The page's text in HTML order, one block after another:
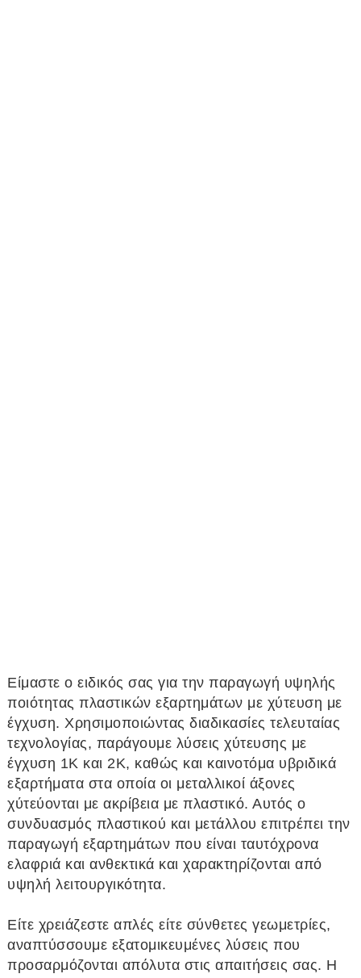
Είμαστε ο ειδικός σας για την παραγωγή υψηλής
ποιότητας πλαστικών εξαρτημάτων με χύτευση με
έγχυση. Χρησιμοποιώντας διαδικασίες τελευταίας
τεχνολογίας, παράγουμε λύσεις χύτευσης με
έγχυση 1Κ και 2Κ, καθώς και καινοτόμα υβριδικά
εξαρτήματα στα οποία οι μεταλλικοί άξονες
χύτεύονται με ακρίβεια με πλαστικό. Αυτός ο
συνδυασμός πλαστικού και μετάλλου επιτρέπει την
παραγωγή εξαρτημάτων που είναι ταυτόχρονα
ελαφριά και ανθεκτικά και χαρακτηρίζονται από
υψηλή λειτουργικότητα.
Είτε χρειάζεστε απλές είτε σύνθετες γεωμετρίες,
αναπτύσσουμε εξατομικευμένες λύσεις που
προσαρμόζονται απόλυτα στις απαιτήσεις σας. Η